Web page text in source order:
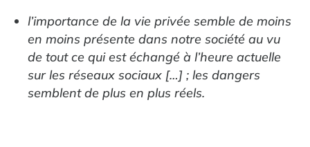
l’importance de la vie privée semble de moins
en moins présente dans notre société au vu
de tout ce qui est échangé à l’heure actuelle
sur les réseaux sociaux […] ; les dangers
semblent de plus en plus réels.